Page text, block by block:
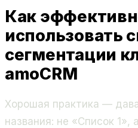
Как
использовать
сегментации
amoCRM
Хорошая практика —
названия: не «Список